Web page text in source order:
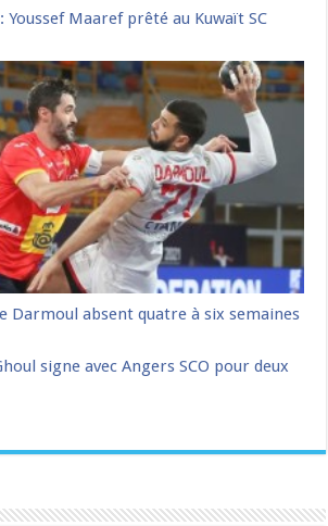
Youssef Maaref prêté au Kuwaït SC
Darmoul absent quatre à six semaines
signe avec Angers SCO pour deux